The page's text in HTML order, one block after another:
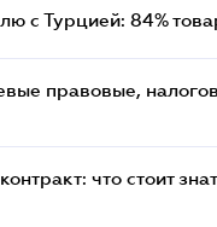
с Турцией: 84%
правовые,
что стоит